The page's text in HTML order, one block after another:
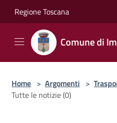
Regione Toscana
Comune di
Home > Argomenti >
Tutte le notizie (0)